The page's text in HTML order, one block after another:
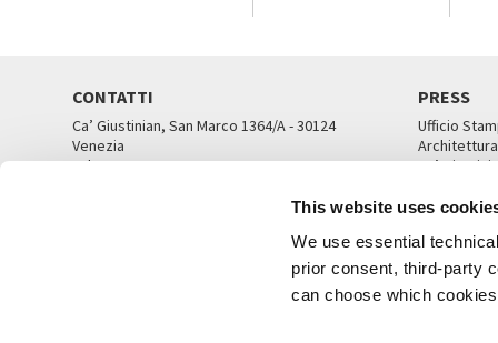
This website uses
We use essential
prior consent, third-party
can choose which
CONTATTI
Ca’ Giustinian, San Marco 1364/A - 30124
Venezia
Tel. 041 5218711
PRESS
Ufficio
Architettura
Ca’
UFFICI